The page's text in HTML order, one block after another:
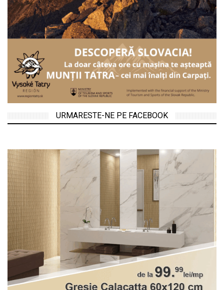
URMARESTE-NE PE FACEBOOK